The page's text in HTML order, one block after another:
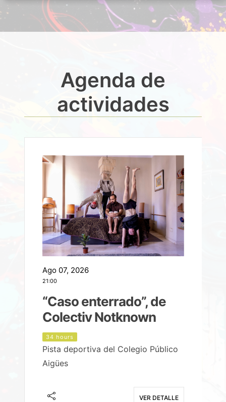
Agenda de
actividades
Ago 07, 2026
21:00
“Caso enterrado”, de
Colectiv Notknown
34 hours
Pista deportiva del Colegio Público
Aigües
VER DETALLE